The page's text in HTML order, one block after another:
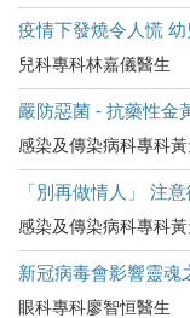
疫情下發燒令人慌
兒科專科林嘉儀醫生
嚴防惡菌 - 抗藥性金
感染及傳染病科專科
「別再做情人」 注
感染及傳染病科專科
新冠病毒會影響靈魂
眼科專科廖智恒醫生